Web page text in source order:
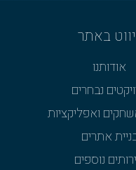
באתר
אודותנו
נבחרים
ואפליקציות
אתרים
נוספים